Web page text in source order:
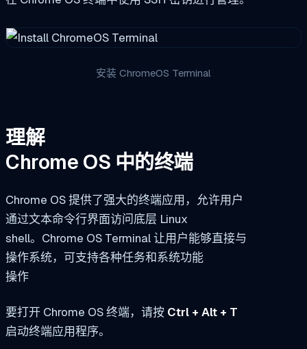
安装 ChromeOS Terminal
理解
Chrome OS 中的终端
Chrome OS 提供了强大的终端应用，允许用户
通过文本命令行界面访问底层 Linux
shell。Chrome OS Terminal 让用户能够直接与
操作系统，可支持各种任务和系统功能
操作
要打开 Chrome OS 终端，请按 Ctrl + Alt + T
启动终端应用程序。